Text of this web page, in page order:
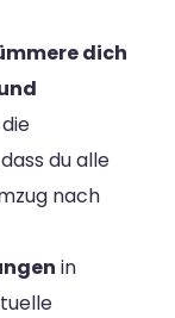
dich
du alle
nach
in